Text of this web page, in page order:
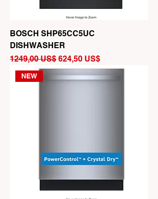
BOSCH SHP65CC5UC
DISHWASHER
Precio
1249,00 US$ Precio de oferta
624,50 US$
NEW